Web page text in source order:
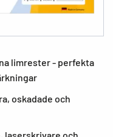
limrester - perfekta
oskadade och